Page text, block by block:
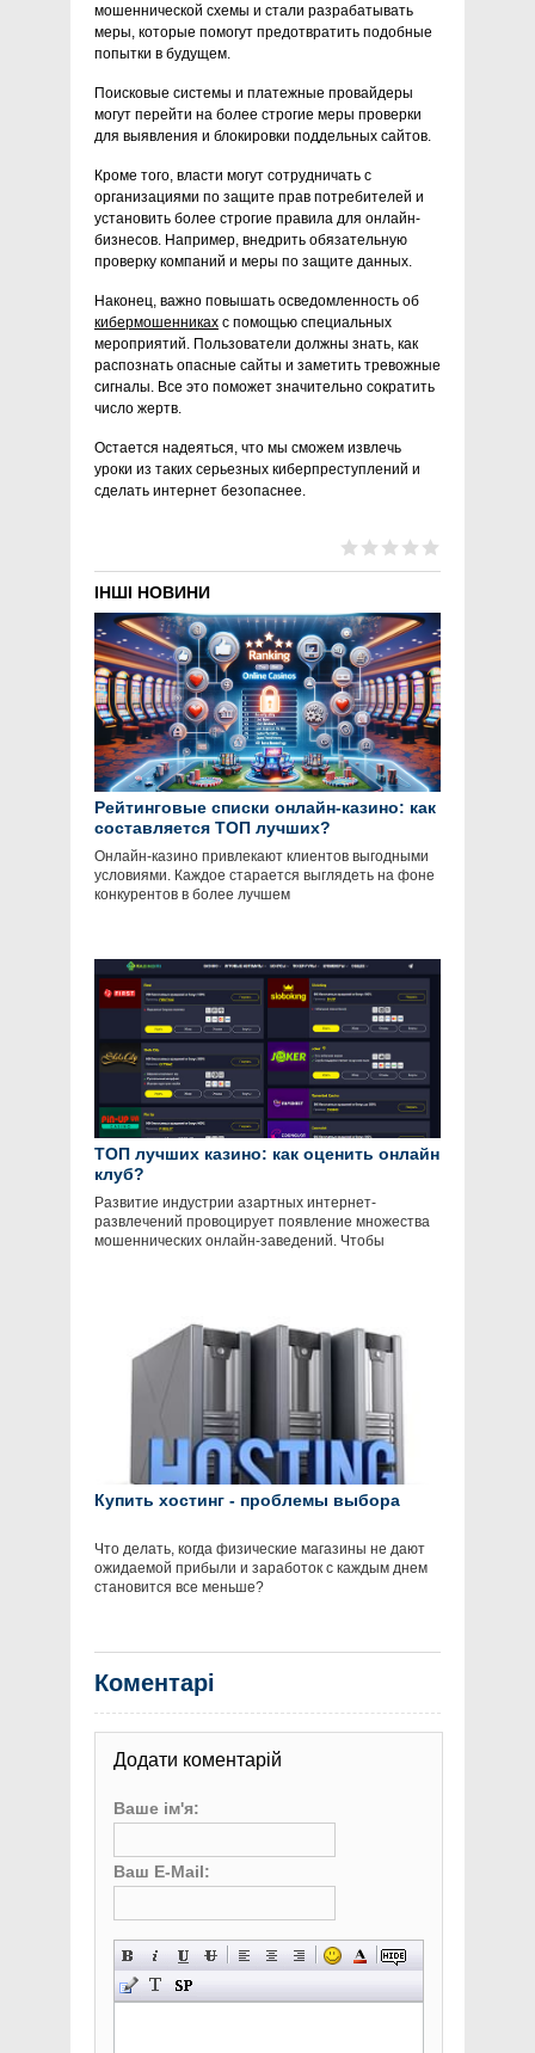
мошеннической схемы и стали разрабатывать
меры, которые помогут предотвратить подобные
попытки в будущем.
Поисковые системы и платежные провайдеры
могут перейти на более строгие меры проверки
для выявления и блокировки поддельных сайтов.
Кроме того, власти могут сотрудничать с
организациями по защите прав потребителей и
установить более строгие правила для онлайн-
бизнесов. Например, внедрить обязательную
проверку компаний и меры по защите данных.
Наконец, важно повышать осведомленность об
кибермошенниках с помощью специальных
мероприятий. Пользователи должны знать, как
распознать опасные сайты и заметить тревожные
сигналы. Все это поможет значительно сократить
число жертв.
Остается надеяться, что мы сможем извлечь
уроки из таких серьезных киберпреступлений и
сделать интернет безопаснее.
ІНШІ НОВИНИ
Рейтинговые списки онлайн-казино: как
составляется ТОП лучших?
Онлайн-казино привлекают клиентов выгодными
условиями. Каждое старается выглядеть на фоне
конкурентов в более лучшем
ТОП лучших казино: как оценить онлайн
клуб?
Развитие индустрии азартных интернет-
развлечений провоцирует появление множества
мошеннических онлайн-заведений. Чтобы
Купить хостинг - проблемы выбора
Что делать, когда физические магазины не дают
ожидаемой прибыли и заработок с каждым днем
становится все меньше?
Коментарі
Додати коментарій
Ваше ім'я:
Ваш E-Mail: